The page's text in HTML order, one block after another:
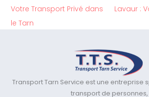
Votre Transport Privé dans
le Tarn
Lavaur :
Transport Tarn Service est une entreprise
transport de personnes,